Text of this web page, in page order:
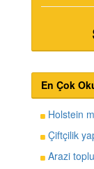
En Çok
Holstein
Çiftçilik
Arazi